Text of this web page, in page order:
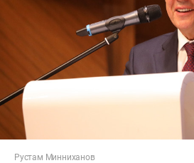
Рустам Минниханов